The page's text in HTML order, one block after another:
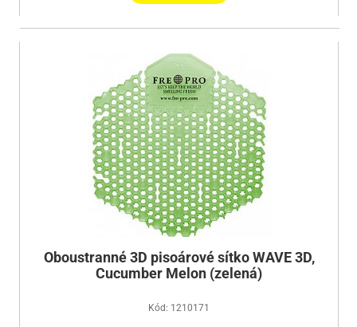
Oboustranné 3D pisoárové sítko WAVE 3D,
Cucumber Melon (zelená)
Kód: 1210171